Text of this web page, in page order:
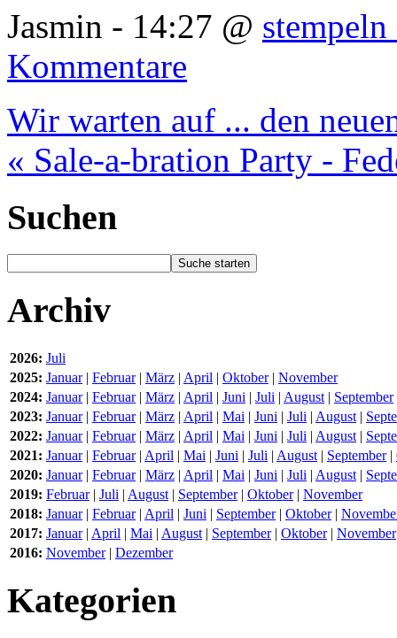
Jasmin - 14:27 @
Kommentare
Wir warten auf ... den
« Sale-a-bration Party -
Suchen
Archiv
2026: Juli
2025: Januar| Februar| März | April | Oktober| November
2024: Januar| Februar| März | April | Juni | Juli | August | September
2023: Januar| Februar| März | April | Mai | Juni | Juli | August |
2022: Januar| Februar| März | April | Mai | Juni | Juli | August |
2021: Januar| Februar| April | Mai | Juni | Juli | August | September|
2020: Januar| Februar| März | April | Mai | Juni | Juli | August |
2019: Februar| Juli | August | September| Oktober| November
2018: Januar| Februar| April | Juni | September| Oktober|
2017: Januar| April | Mai | August | September| Oktober| November
2016: November| Dezember
Kategorien